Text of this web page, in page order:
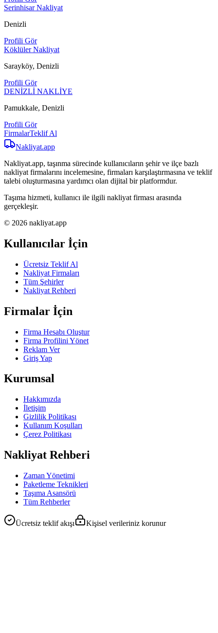
Serinhisar Nakliyat
Denizli
Profili Gör
Köklüler Nakliyat
Sarayköy, Denizli
Profili Gör
DENİZLİ NAKLİYE
Pamukkale, Denizli
Profili Gör
FirmalarTeklif Al
Nakliyat.app
Nakliyat.app, taşınma sürecinde kullanıcıların şehir ve ilçe bazlı
nakliyat firmalarını incelemesine, firmaları karşılaştırmasına ve teklif
talebi oluşturmasına yardımcı olan dijital bir platformdur.
Taşıma hizmeti, kullanıcı ile ilgili nakliyat firması arasında
gerçekleşir.
© 2026 nakliyat.app
Kullanıcılar İçin
Ücretsiz Teklif Al
Nakliyat Firmaları
Tüm Şehirler
Nakliyat Rehberi
Firmalar İçin
Firma Hesabı Oluştur
Firma Profilini Yönet
Reklam Ver
Giriş Yap
Kurumsal
Hakkımızda
İletişim
Gizlilik Politikası
Kullanım Koşulları
Çerez Politikası
Nakliyat Rehberi
Zaman Yönetimi
Paketleme Teknikleri
Taşıma Asansörü
Tüm Rehberler
Ücretsiz teklif akışı Kişisel verileriniz korunur